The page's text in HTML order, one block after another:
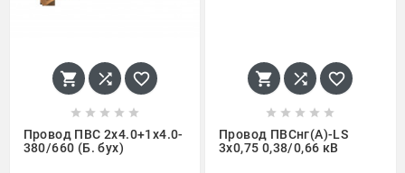
  
    
Провод ПВС 2х4.0+1х4.0-
380/660 (Б. бух)
  
    
Провод ПВСнг(А)-LS
3х0,75 0,38/0,66 кВ